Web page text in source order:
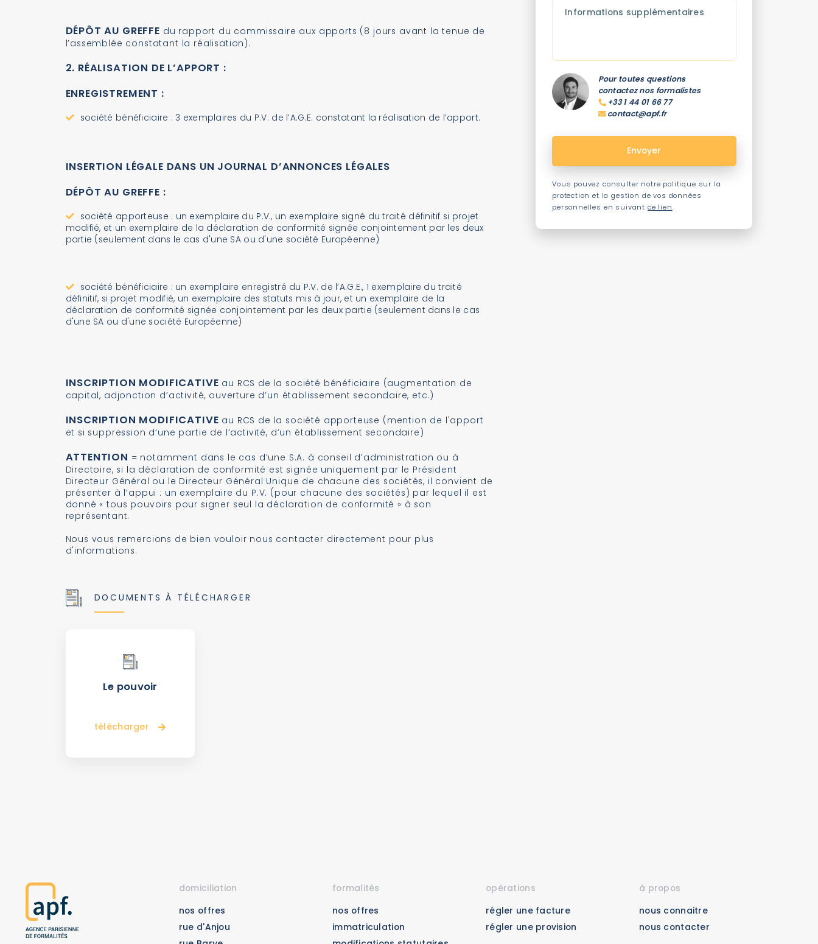
DÉPÔT AU GREFFE du rapport du commissaire aux apports (8 jours avant la tenue de
l’assemblée constatant la réalisation).
2. RÉALISATION DE L’APPORT :
ENREGISTREMENT :
société bénéficiaire : 3 exemplaires du P.V. de l’A.G.E. constatant la réalisation de l’apport.
INSERTION LÉGALE DANS UN JOURNAL D’ANNONCES LÉGALES
DÉPÔT AU GREFFE :
société apporteuse : un exemplaire du P.V., un exemplaire signé du traité définitif si projet
modifié, et un exemplaire de la déclaration de conformité signée conjointement par les deux
partie (seulement dans le cas d'une SA ou d'une société Européenne)
société bénéficiaire : un exemplaire enregistré du P.V. de l’A.G.E., 1 exemplaire du traité
définitif, si projet modifié, un exemplaire des statuts mis à jour, et un exemplaire de la
déclaration de conformité signée conjointement par les deux partie (seulement dans le cas
d'une SA ou d'une société Européenne)
INSCRIPTION MODIFICATIVE au RCS de la société bénéficiaire (augmentation de
capital, adjonction d’activité, ouverture d’un établissement secondaire, etc.)
INSCRIPTION MODIFICATIVE au RCS de la société apporteuse (mention de l'apport
et si suppression d’une partie de l’activité, d’un établissement secondaire)
ATTENTION = notamment dans le cas d’une S.A. à conseil d’administration ou à
Directoire, si la déclaration de conformité est signée uniquement par le Président
Directeur Général ou le Directeur Général Unique de chacune des sociétés, il convient de
présenter à l’appui : un exemplaire du P.V. (pour chacune des sociétés) par lequel il est
donné « tous pouvoirs pour signer seul la déclaration de conformité » à son
représentant.
Nous vous remercions de bien vouloir nous contacter directement pour plus
d'informations.
DOCUMENTS À TÉLÉCHARGER
Le pouvoir
télécharger
Informations supplémentaires
Pour toutes questions
contactez nos formalistes
+33 1 44 01 66 77
contact@apf.fr
Vous pouvez consulter notre politique sur la
protection et la gestion de vos données
personnelles en suivant ce lien.
domiciliation
nos offres
rue d'Anjou
formalités
nos offres
Immatriculation
opérations
régler une facture
régler une provision
à propos
nous connaitre
nous contacter